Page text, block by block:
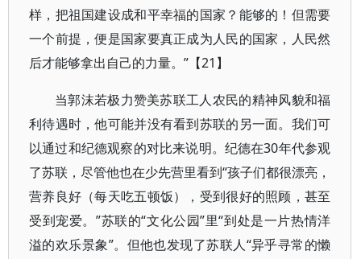
样，把祖国建设成和平幸福的国家？能够的！但需要
一个前提，便是国家要真正成为人民的国家，人民然
后才能够拿出自己的力量。”【21】
当郭沫若极力赞美苏联工人农民的精神风貌和福
利待遇时，他可能并没有看到苏联的另一面。我们可
以通过和纪德观察的对比来说明。纪德在30年代参观
了苏联，尽管他也在少先营里看到“孩子们都很漂亮，
营养良好（每天吃五顿饭），受到很好的照顾，甚至
受到宠爱。”苏联的“文化公园”里“到处是一片热情洋
溢的欢乐景象”。但他也发现了苏联人“异乎寻常的懒